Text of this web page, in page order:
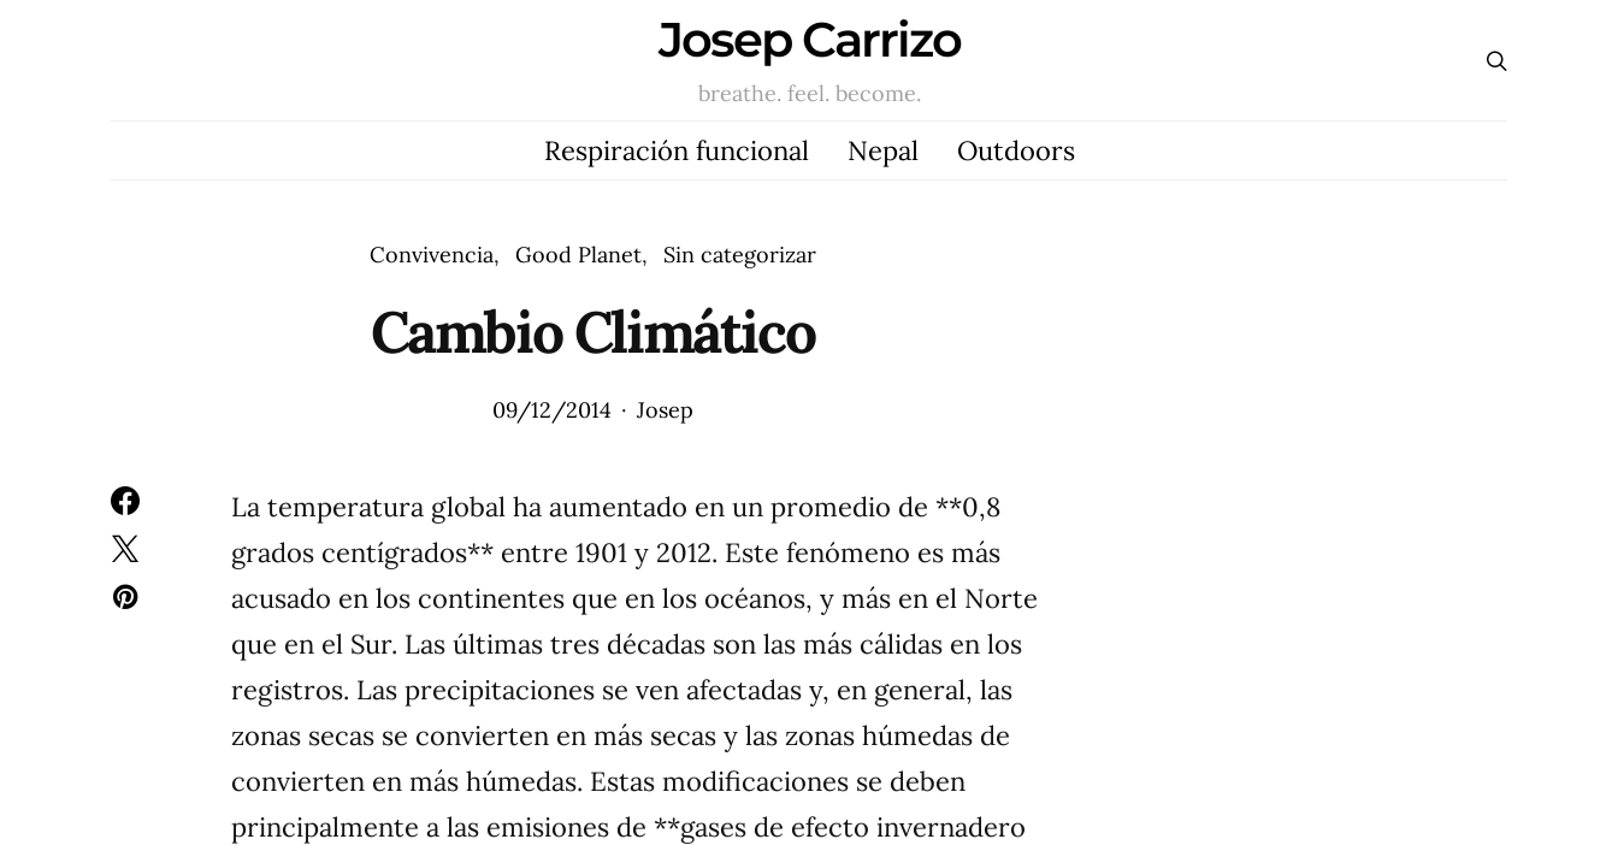
Josep Carrizo
breathe. feel. become.
Respiración funcional Nepal Outdoors
Convivencia Good Planet Sin categorizar
Cambio Climático
09/12/2014 Josep
La temperatura global ha aumentado en un promedio de **0,8
grados centígrados** entre 1901 y 2012. Este fenómeno es más
acusado en los continentes que en los océanos, y más en el Norte
que en el Sur. Las últimas tres décadas son las más cálidas en los
registros. Las precipitaciones se ven afectadas y, en general, las
zonas secas se convierten en más secas y las zonas húmedas de
convierten en más húmedas. Estas modificaciones se deben
principalmente a las emisiones de **gases de efecto invernadero